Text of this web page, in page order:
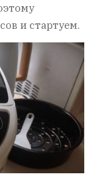
и стартуем.